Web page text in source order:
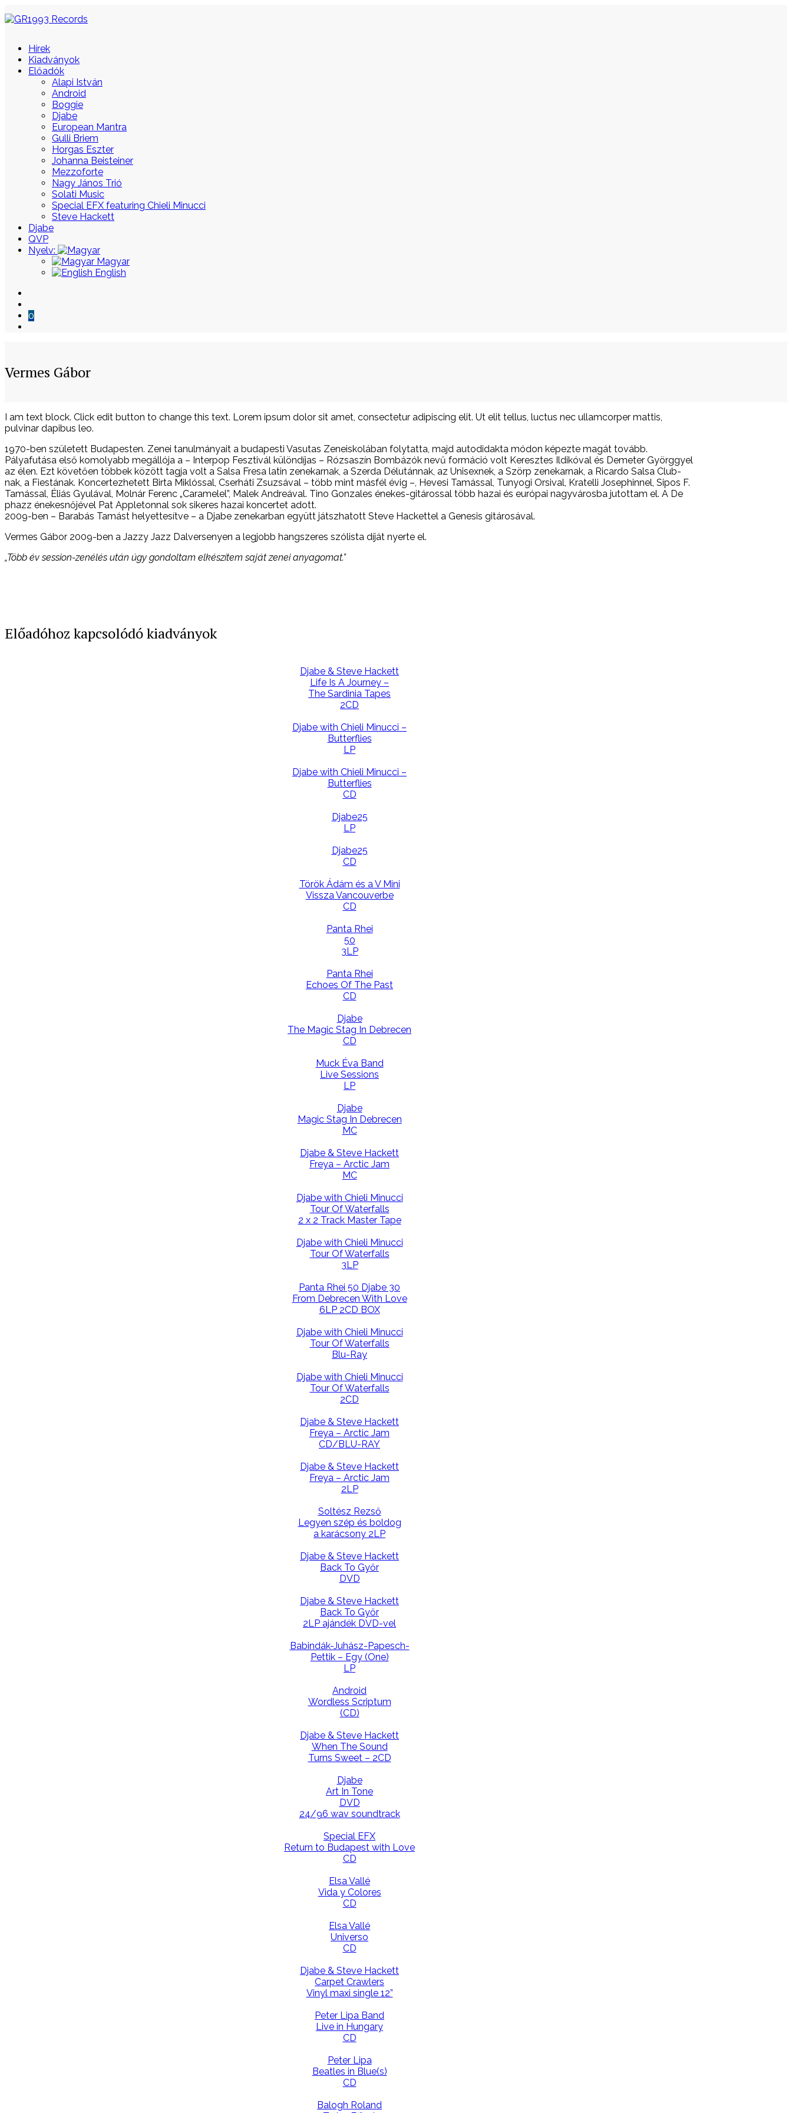
Hírek
Kiadványok
Előadók
Alapi István
Android
Boggie
Djabe
European Mantra
Gulli Briem
Horgas Eszter
Johanna Beisteiner
Mezzoforte
Nagy János Trió
Solati Music
Special EFX featuring Chieli Minucci
Steve Hackett
Djabe
QVP
Nyelv:
Magyar
English
0
Vermes Gábor
Skip
to
I am text block. Click edit button to change this text. Lorem ipsum dolor sit amet, consectetur adipiscing elit. Ut elit tellus, luctus nec ullamcorper mattis,
pulvinar dapibus leo.
1970-ben született Budapesten. Zenei tanulmányait a budapesti Vasutas Zeneiskolában folytatta, majd autodidakta módon képezte magát tovább.
Pályafutása első komolyabb megállója a – Interpop Fesztivál különdíjas – Rózsaszín Bombázók nevű formáció volt Keresztes Ildikóval és Demeter Györggyel
az élen. Ezt követően többek között tagja volt a Salsa Fresa latin zenekarnak, a Szerda Délutánnak, az Unisexnek, a Szörp zenekarnak, a Ricardo Salsa Club-
nak, a Fiestának. Koncertezhetett Birta Miklóssal, Cserháti Zsuzsával – több mint másfél évig –, Hevesi Tamással, Tunyogi Orsival, Kratelli Josephinnel, Sipos F.
Tamással, Éliás Gyulával, Molnár Ferenc „Caramelel”, Malek Andreával. Tino Gonzales énekes-gitárossal több hazai és európai nagyvárosba jutottam el. A De
phazz énekesnőjével Pat Appletonnal sok sikeres hazai koncertet adott.
2009-ben – Barabás Tamást helyettesítve – a Djabe zenekarban együtt játszhatott Steve Hackettel a Genesis gitárosával.
Vermes Gábor 2009-ben a Jazzy Jazz Dalversenyen a legjobb hangszeres szólista díját nyerte el.
„Több év session-zenélés után úgy gondoltam elkészítem saját zenei anyagomat.”
Előadóhoz kapcsolódó kiadványok
Djabe & Steve Hackett
Life Is A Journey –
The Sardinia Tapes
2CD
Djabe with Chieli Minucci –
Butterflies
LP
Djabe with Chieli Minucci –
Butterflies
CD
Djabe25
LP
Djabe25
CD
Török Ádám és a V Mini
Vissza Vancouverbe
CD
Panta Rhei
50
3LP
Panta Rhei
Echoes Of The Past
CD
Djabe
The Magic Stag In Debrecen
CD
Muck Éva Band
Live Sessions
LP
Djabe
Magic Stag In Debrecen
MC
Djabe & Steve Hackett
Freya – Arctic Jam
MC
Djabe with Chieli Minucci
Tour Of Waterfalls
2 x 2 Track Master Tape
Djabe with Chieli Minucci
Tour Of Waterfalls
3LP
Panta Rhei 50 Djabe 30
From Debrecen With Love
6LP 2CD BOX
Djabe with Chieli Minucci
Tour Of Waterfalls
Blu-Ray
Djabe with Chieli Minucci
Tour Of Waterfalls
2CD
Djabe & Steve Hackett
Freya – Arctic Jam
CD/BLU-RAY
Djabe & Steve Hackett
Freya – Arctic Jam
2LP
Soltész Rezső
Legyen szép és boldog
a karácsony 2LP
Djabe & Steve Hackett
Back To Győr
DVD
Djabe & Steve Hackett
Back To Győr
2LP ajándék DVD-vel
Babindák-Juhász-Papesch-
Pettik – Egy (One)
LP
Android
Wordless Scriptum
(CD)
Djabe & Steve Hackett
When The Sound
Turns Sweet – 2CD
Djabe
Art In Tone
DVD
24/96 wav soundtrack
Special EFX
Return to Budapest with Love
CD
Elsa Vallé
Vida y Colores
CD
Elsa Vallé
Universo
CD
Djabe & Steve Hackett
Carpet Crawlers
Vinyl maxi single 12”
Peter Lipa Band
Live in Hungary
CD
Peter Lipa
Beatles in Blue(s)
CD
Balogh Roland